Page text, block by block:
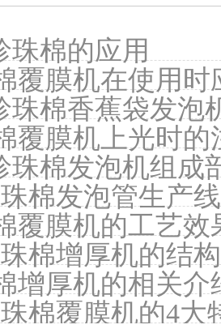
珠棉的应用
覆膜机在使用时
珠棉香蕉袋发泡
覆膜机上光时的
珠棉发泡机组成
珠棉发泡管生产
覆膜机的工艺效
珠棉增厚机的结
增厚机的相关介
珠棉覆膜机的4大